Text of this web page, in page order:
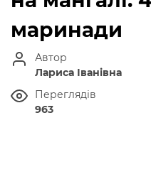
маринади
Автор
Лариса Іванівна
Переглядів
963